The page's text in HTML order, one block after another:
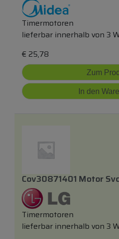
Timermotoren
lieferbar innerhalb von 3
€ 25,78
Zum
In den
Cov30871401 Motor Svc
Timermotoren
lieferbar innerhalb von 3